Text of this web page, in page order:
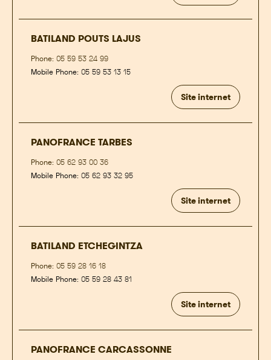
BATILAND POUTS LAJUS
Phone: 05 59 53 24 99
Mobile Phone: 05 59 53 13 15
Site internet
PANOFRANCE TARBES
Phone: 05 62 93 00 36
Mobile Phone: 05 62 93 32 95
Site internet
BATILAND ETCHEGINTZA
Phone: 05 59 28 16 18
Mobile Phone: 05 59 28 43 81
Site internet
PANOFRANCE CARCASSONNE